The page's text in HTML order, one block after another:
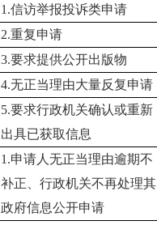
1.信访举报投诉类申请
2.重复申请
3.要求提供公开出版物
4.无正当理由大量反复申请
5.要求行政机关确认或重新
出具已获取信息
1.申请人无正当理由逾期不
补正、行政机关不再处理其
政府信息公开申请